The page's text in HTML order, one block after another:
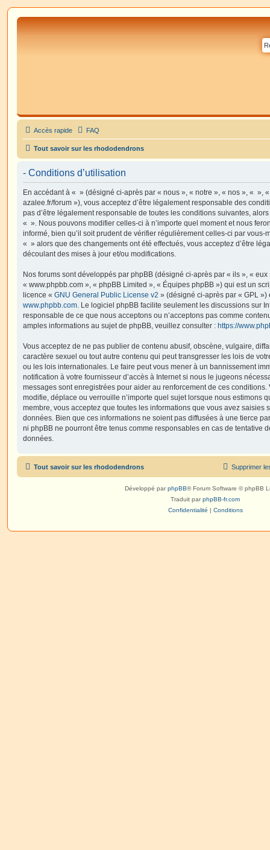
Accès rapide FAQ
Tout savoir sur les rhododendrons
- Conditions d’utilisation
En accédant à « » (désigné ci-après par « nous », « notre », « nos », « »,
azalee.fr/forum »), vous acceptez d’être légalement responsable des
pas d’être légalement responsable de toutes les conditions suivantes,
« ». Nous pouvons modifier celles-ci à n’importe quel moment et nous
informé, bien qu’il soit prudent de vérifier régulièrement celles-ci par vous-
« » alors que des changements ont été effectués, vous acceptez d’être
découlant des mises à jour et/ou modifications.
Nos forums sont développés par phpBB (désigné ci-après par « ils », «
« www.phpbb.com », « phpBB Limited », « Équipes phpBB ») qui est un
licence « GNU General Public License v2 » (désigné ci-après par « GPL
www.phpbb.com. Le logiciel phpBB facilite seulement les discussions sur
responsable de ce que nous acceptons ou n’acceptons pas comme
amples informations au sujet de phpBB, veuillez consulter : https://
Vous acceptez de ne pas publier de contenu abusif, obscène, vulgaire,
caractère sexuel ou tout autre contenu qui peut transgresser les lois de
ou les lois internationales. Le faire peut vous mener à un bannissement
notification à votre fournisseur d’accès à Internet si nous le jugeons
messages sont enregistrées pour aider au renforcement de ces
modifie, déplace ou verrouille n’importe quel sujet lorsque nous estimons
membre, vous acceptez que toutes les informations que vous avez saisies
données. Bien que ces informations ne soient pas diffusées à une tierce
ni phpBB ne pourront être tenus comme responsables en cas de tentative
données.
Tout savoir sur les rhododendrons Supprimer
Développé parphpBB® Forum Software © phpBB
Traduit parphpBB-fr.com
Confidentialité | Conditions